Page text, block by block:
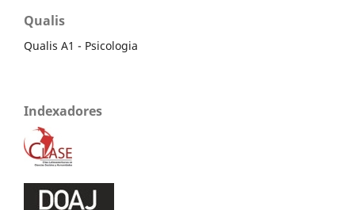
Qualis
Qualis A1 - Psicologia
Indexadores